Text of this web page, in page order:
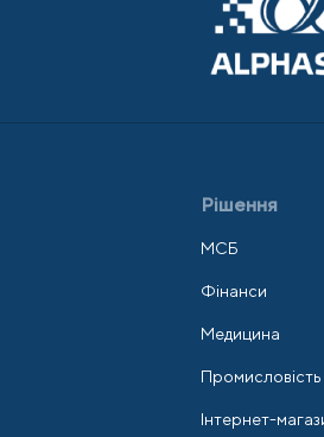
Рішення
МСБ
Фінанси
Медицина
Промисловість
Інтернет-